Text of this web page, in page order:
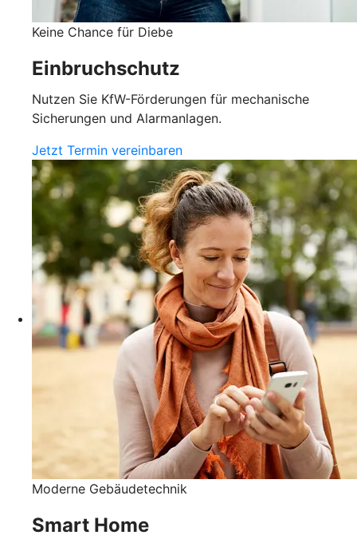
Keine Chance für Diebe
Einbruchschutz
Nutzen Sie KfW-Förderungen für mechanische
Sicherungen und Alarmanlagen.
Jetzt Termin vereinbaren
Moderne Gebäudetechnik
Smart Home